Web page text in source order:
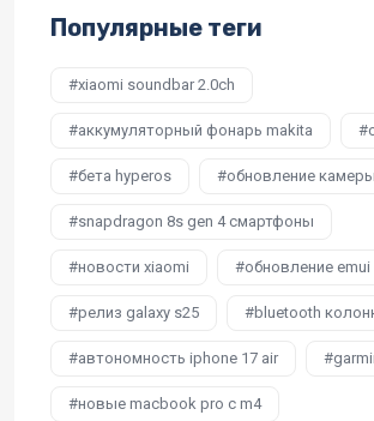
Популярные теги
xiaomi soundbar 2.0ch
аккумуляторный фонарь makita
бета hyperos обновление камеры
snapdragon 8s gen 4 смартфоны
новости xiaomi обновление emui
релиз galaxy s25 bluetooth
автономность iphone 17 air
новые macbook pro с m4